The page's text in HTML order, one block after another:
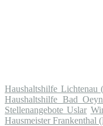
Haushaltshilfe Lichtenau
Haushaltshilfe Bad
Stellenangebote Uslar
Hausmeister Frankenthal